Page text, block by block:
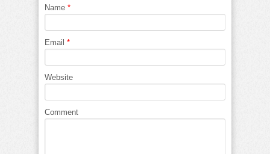
Name *
Email *
Website
Comment